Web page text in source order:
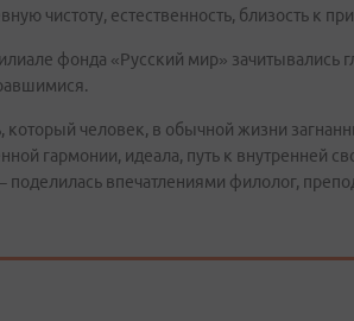
чистоту, естественность, близость к
фонда «Русский мир» зачитывались
который человек, в обычной жизни
гармонии, идеала, путь к внутренней
поделилась впечатлениями филолог,